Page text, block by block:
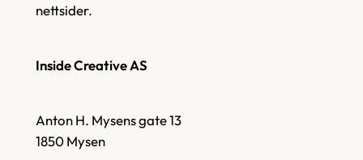
nettsider.
Inside Creative AS
Anton H. Mysens gate 13
1850 Mysen